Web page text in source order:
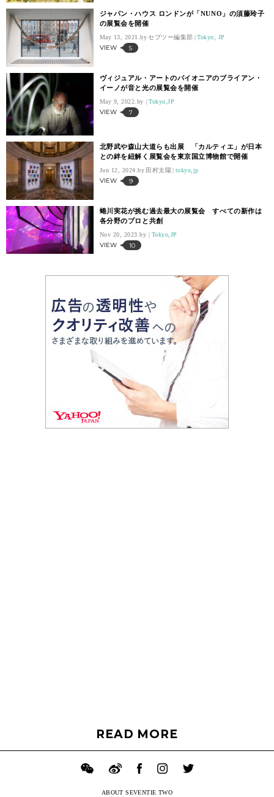
ジャパン・ハウス ロンドンが「NUNO」の須藤玲子
の展覧会を開催
May 13, 2021. セブツー編集部 Tokyo, JP
VIEW 5
ヴィジュアル・アートのパイオニアのブライアン・
イーノが音と光の展覧会を開催
May 9, 2022. Tokyo,JP
VIEW 7
北野武や森山大道らも出展 「カルティエ」が日本
との絆を紐解く展覧会を東京国立博物館で開催
Jun 12, 2024. 田村太陽 tokyo,jp
VIEW 9
蜷川実花が挑む過去最大の展覧会 すべての新作は
各分野のプロと共創
Nov 20, 2023. Tokyo,JP
VIEW 10
READ MORE
ABOUT SEVENTIE TWO